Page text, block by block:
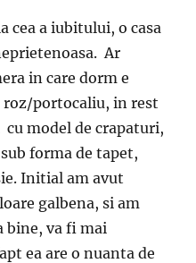
cea a iubitului, o casa
Ar
in care dorm e
portocaliu, in rest
model de crapaturi,
forma de tapet,
Initial am avut
galbena, si am
bine, va fi mai
ea are o nuanta de